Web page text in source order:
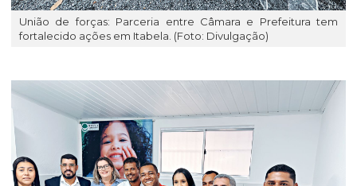
União de forças: Parceria entre Câmara e Prefeitura tem
fortalecido ações em Itabela. (Foto: Divulgação)